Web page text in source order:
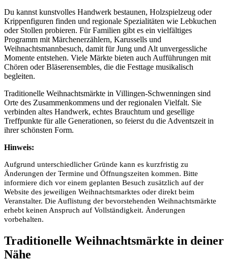
Du kannst kunstvolles Handwerk bestaunen, Holzspielzeug oder
Krippenfiguren finden und regionale Spezialitäten wie Lebkuchen
oder Stollen probieren. Für Familien gibt es ein vielfältiges
Programm mit Märchenerzählern, Karussells und
Weihnachtsmannbesuch, damit für Jung und Alt unvergessliche
Momente entstehen. Viele Märkte bieten auch Aufführungen mit
Chören oder Bläserensembles, die die Festtage musikalisch
begleiten.
Traditionelle Weihnachtsmärkte in Villingen-Schwenningen sind
Orte des Zusammenkommens und der regionalen Vielfalt. Sie
verbinden altes Handwerk, echtes Brauchtum und gesellige
Treffpunkte für alle Generationen, so feierst du die Adventszeit in
ihrer schönsten Form.
Hinweis:
Aufgrund unterschiedlicher Gründe kann es kurzfristig zu
Änderungen der Termine und Öffnungszeiten kommen. Bitte
informiere dich vor einem geplanten Besuch zusätzlich auf der
Website des jeweiligen Weihnachtsmarktes oder direkt beim
Veranstalter. Die Auflistung der bevorstehenden Weihnachtsmärkte
erhebt keinen Anspruch auf Vollständigkeit. Änderungen
vorbehalten.
Traditionelle Weihnachtsmärkte in deiner
Nähe